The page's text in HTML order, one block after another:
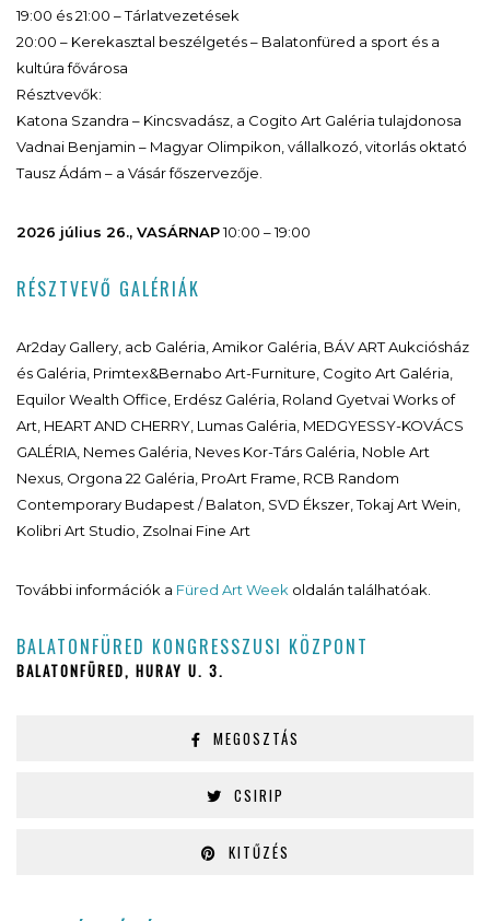
19:00 és 21:00 – Tárlatvezetések
20:00 – Kerekasztal beszélgetés – Balatonfüred a sport és a
kultúra fővárosa
Résztvevők:
Katona Szandra – Kincsvadász, a Cogito Art Galéria tulajdonosa
Vadnai Benjamin – Magyar Olimpikon, vállalkozó, vitorlás oktató
Tausz Ádám – a Vásár főszervezője.
2026 július 26., VASÁRNAP10:00 – 19:00
RÉSZTVEVŐ GALÉRIÁK
Ar2day Gallery, acb Galéria, Amikor Galéria, BÁV ART Aukciósház
és Galéria, Primtex&Bernabo Art-Furniture, Cogito Art Galéria,
Equilor Wealth Office, Erdész Galéria, Roland Gyetvai Works of
Art, HEART AND CHERRY, Lumas Galéria, MEDGYESSY-KOVÁCS
GALÉRIA, Nemes Galéria, Neves Kor-Társ Galéria, Noble Art
Nexus, Orgona 22 Galéria, ProArt Frame, RCB Random
Contemporary Budapest / Balaton, SVD Ékszer, Tokaj Art Wein,
Kolibri Art Studio, Zsolnai Fine Art
További információk a Füred Art Week oldalán találhatóak.
BALATONFÜRED KONGRESSZUSI KÖZPONT
BALATONFÜRED, HURAY U. 3.
MEGOSZTÁS
CSIRIP
KITŰZÉS